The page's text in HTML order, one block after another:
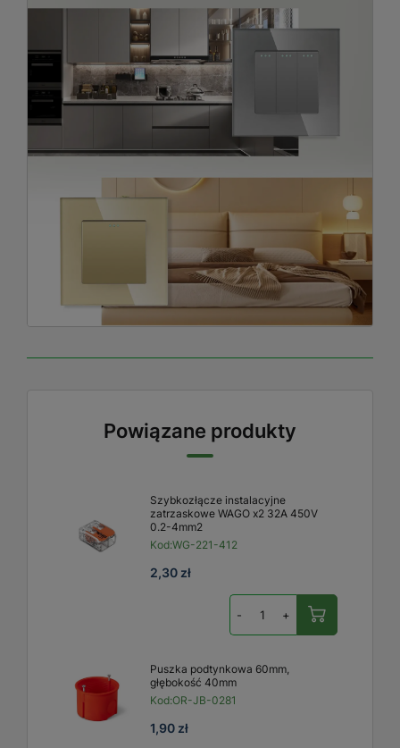
Powiązane produkty
Szybkozłącze instalacyjne
zatrzaskowe WAGO x2 32A 450V
0.2-4mm2
Kod:WG-221-412
2,30 zł
- +
Puszka podtynkowa 60mm,
głębokość 40mm
Kod:OR-JB-0281
1,90 zł